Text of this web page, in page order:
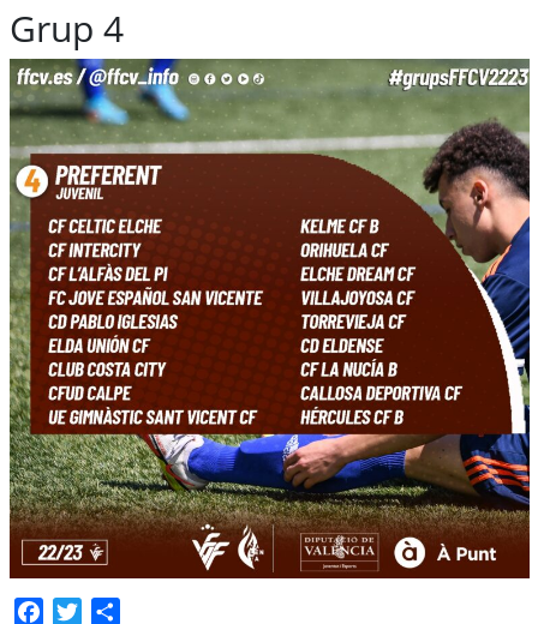
Grup 4
Facebook
Twitter